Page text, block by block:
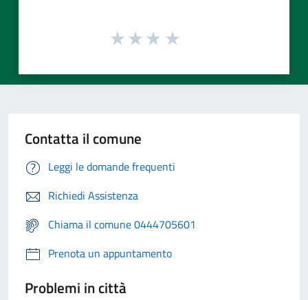
Contatta il comune
Leggi le domande frequenti
Richiedi Assistenza
Chiama il comune 0444705601
Prenota un appuntamento
Problemi in città